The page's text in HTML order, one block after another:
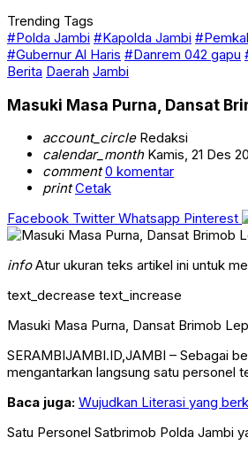
Trending Tags
#Polda Jambi #Kapolda Jambi
#Gubernur Al Haris #Danrem 042 gapu
Berita Daerah Jambi
Masuki Masa Purna, Dansat
account_circleRedaksi
calendar_monthKamis, 21 Des
comment 0 komentar
print Cetak
Facebook Twitter Whatsapp Pinterest
infoAtur ukuran teks artikel ini untuk
text_decrease text_increase
Masuki Masa Purna, Dansat Brimob
SERAMBIJAMBI.ID,JAMBI – Sebagai
mengantarkan langsung satu personel
Baca juga: Wujudkan Literasi yang
Satu Personel Satbrimob Polda Jambi